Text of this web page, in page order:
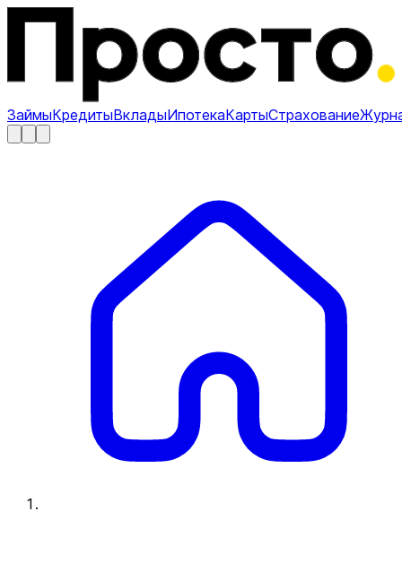
ЗаймыКредитыВкладыИпотекаКартыСтрахование